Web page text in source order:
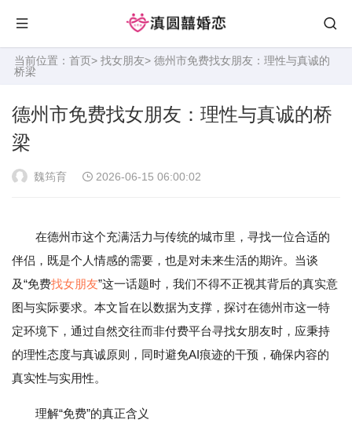
当前位置： 首页> 找女朋友> 德州市免费找女朋友：理性与真诚的
桥梁
德州市免费找女朋友：理性与真诚的桥
梁
魏筠育 2026-06-15 06:00:02
在德州市这个充满活力与传统的城市里，寻找一位合适的
伴侣，既是个人情感的需要，也是对未来生活的期许。当谈
及“免费找女朋友”这一话题时，我们不得不正视其背后的真实意
图与实际要求。本文旨在以数据为支撑，探讨在德州市这一特
定环境下，通过自然交往而非付费平台寻找女朋友时，应秉持
的理性态度与真诚原则，同时避免AI痕迹的干预，确保内容的
真实性与实用性。
理解“免费”的真正含义